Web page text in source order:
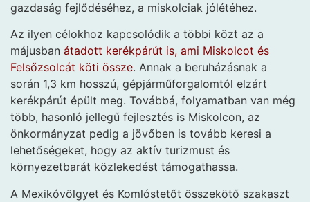
gazdaság fejlődéséhez, a miskolciak jólétéhez.
Az ilyen célokhoz kapcsolódik a többi közt az a
májusban átadott kerékpárút is, ami Miskolcot és
Felsőzsolcát köti össze. Annak a beruházásnak a
során 1,3 km hosszú, gépjárműforgalomtól elzárt
kerékpárút épült meg. Továbbá, folyamatban van még
több, hasonló jellegű fejlesztés is Miskolcon, az
önkormányzat pedig a jövőben is tovább keresi a
lehetőségeket, hogy az aktív turizmust és
környezetbarát közlekedést támogathassa.
A Mexikóvölgyet és Komlóstetőt összekötő szakaszt